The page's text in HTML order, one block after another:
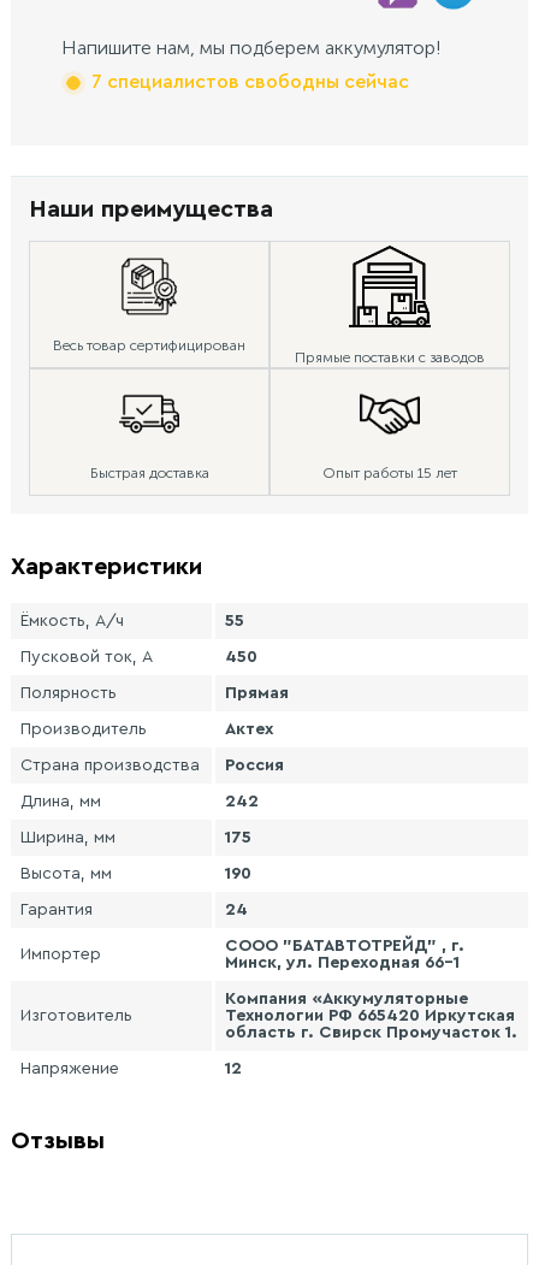
Напишите нам, мы подберем аккумулятор!
7 специалистов свободны сейчас
Наши преимущества
Весь товар сертифицирован
Прямые поставки с заводов
Быстрая доставка Опыт работы 15 лет
Характеристики
Ёмкость, А/ч 55
Пусковой ток, А 450
Полярность Прямая
Производитель Актех
Страна производства Россия
Длина, мм 242
Ширина, мм 175
Высота, мм 190
Гарантия 24
Импортер
СООО "БАТАВТОТРЕЙД" , г.
Минск, ул. Переходная 66-1
Изготовитель
Компания «Аккумуляторные
Технологии РФ 665420 Иркутская
область г. Свирск Промучасток 1.
Напряжение 12
Отзывы